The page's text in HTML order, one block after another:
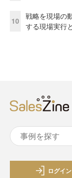
10
戦略を現場の
する現場実行
ログイン